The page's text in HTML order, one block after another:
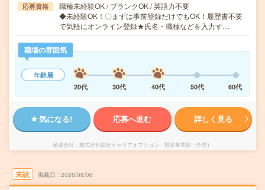
応募資格
職種未経験OK / ブランクOK / 英語力不要
◆未経験OK！〇まずは事前登録だけでもOK！履歴書不要
で気軽にオンライン登録★氏名・職種などを入力す…
職場の雰囲気
年齢層
20代
30代 40代 50代 60代
気になる! 応募へ進む 詳しく見る
派遣会社 株式会社綜合キャリアオプション 製造事業部（全国）
未読 掲載日 2026/08/06